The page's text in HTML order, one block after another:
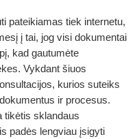
pateikiamas tiek internetu,
į tai, jog visi dokumentai
kad gautumėte
Vykdant šiuos
kurios suteiks
ir procesus.
tikėtis sklandaus
padės lengviau įsigyti